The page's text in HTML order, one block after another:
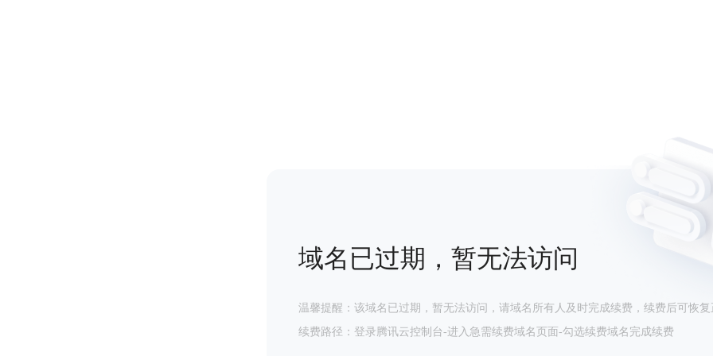
域名已过期，暂无法访问
温馨提醒：该域名已过期，暂无法访问，请域名所有人及时完成续费，续费后可恢复
续费路径：登录腾讯云控制台-进入急需续费域名页面-勾选续费域名完成续费